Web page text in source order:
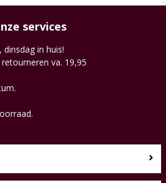
services
in huis!
va. 19,95